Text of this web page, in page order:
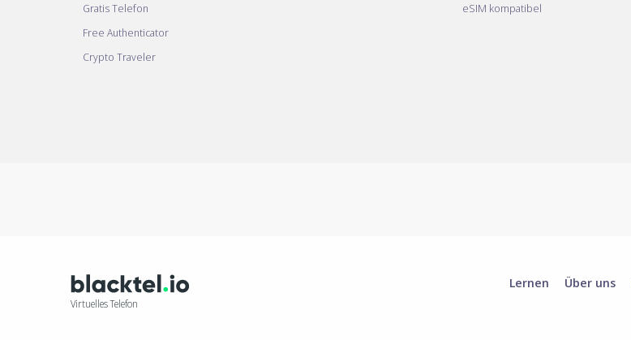
Gratis Telefon
Free Authenticator
Crypto Traveler
eSIM kompatibel
Virtuelles Telefon
Lernen Über uns